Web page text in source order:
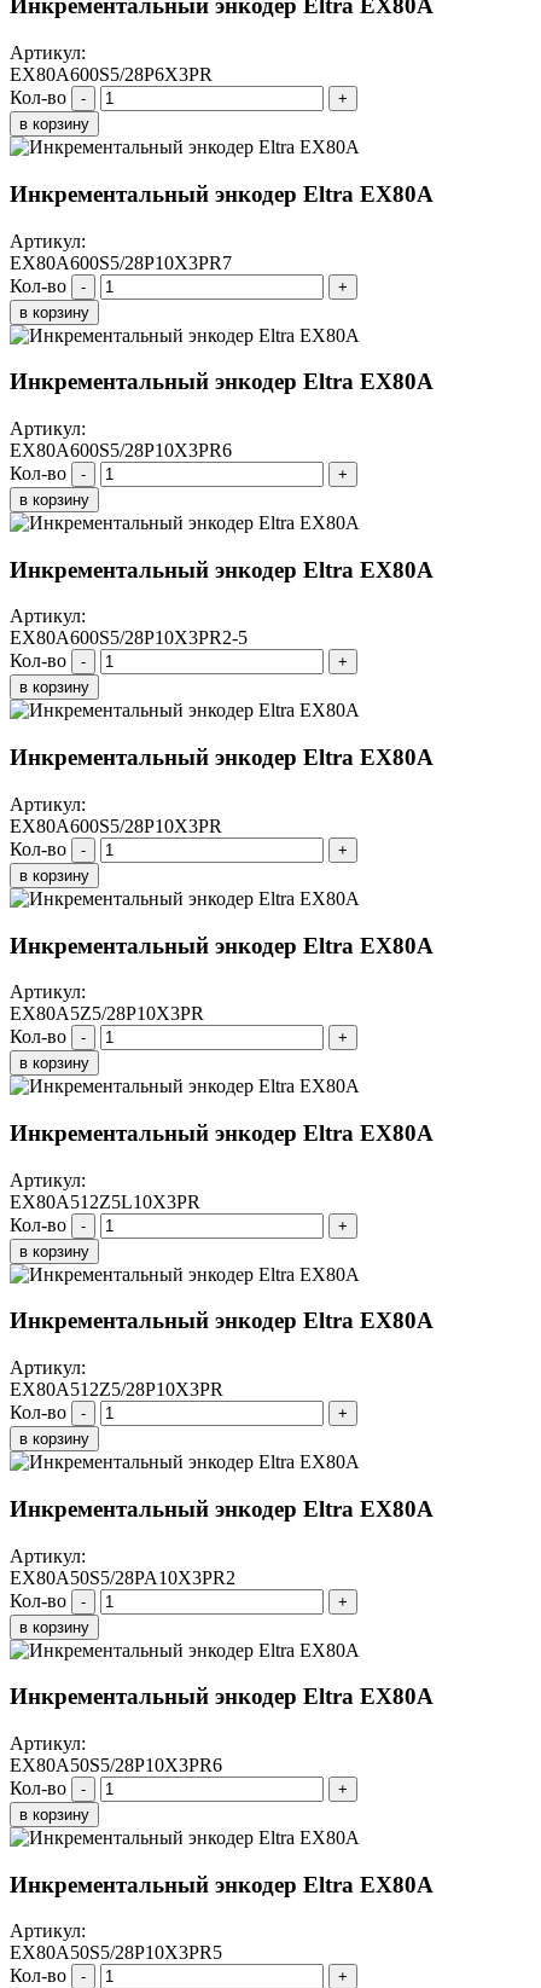
Инкрементальный энкодер Eltra EX80A
Артикул:
EX80A600S5/28P6X3PR
Кол-во
-
+
в корзину
Инкрементальный энкодер Eltra EX80A
Артикул:
EX80A600S5/28P10X3PR7
Кол-во
-
+
в корзину
Инкрементальный энкодер Eltra EX80A
Артикул:
EX80A600S5/28P10X3PR6
Кол-во
-
+
в корзину
Инкрементальный энкодер Eltra EX80A
Артикул:
EX80A600S5/28P10X3PR2-5
Кол-во
-
+
в корзину
Инкрементальный энкодер Eltra EX80A
Артикул:
EX80A600S5/28P10X3PR
Кол-во
-
+
в корзину
Инкрементальный энкодер Eltra EX80A
Артикул:
EX80A5Z5/28P10X3PR
Кол-во
-
+
в корзину
Инкрементальный энкодер Eltra EX80A
Артикул:
EX80A512Z5L10X3PR
Кол-во
-
+
в корзину
Инкрементальный энкодер Eltra EX80A
Артикул:
EX80A512Z5/28P10X3PR
Кол-во
-
+
в корзину
Инкрементальный энкодер Eltra EX80A
Артикул:
EX80A50S5/28PA10X3PR2
Кол-во
-
+
в корзину
Инкрементальный энкодер Eltra EX80A
Артикул:
EX80A50S5/28P10X3PR6
Кол-во
-
+
в корзину
Инкрементальный энкодер Eltra EX80A
Артикул:
EX80A50S5/28P10X3PR5
Кол-во
-
+